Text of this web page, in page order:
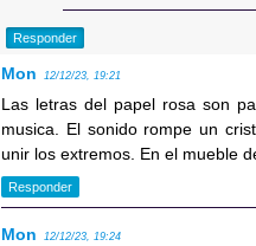
Responder
Mon 12/12/23, 19:21
Las letras del papel rosa son
musica. El sonido rompe un
unir los extremos. En el mueble
Responder
Mon 12/12/23, 19:24